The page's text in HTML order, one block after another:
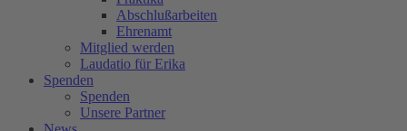
Abschlußarbeiten
Ehrenamt
Mitglied werden
Laudatio für Erika
Spenden
Spenden
Unsere Partner